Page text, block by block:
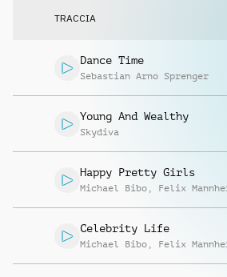
TRACCIA
Dance Time
Sebastian Arno Sprenger
Young And Wealthy
Skydiva
Happy Pretty Girls
Michael Bibo , Felix
Celebrity Life
Michael Bibo , Felix